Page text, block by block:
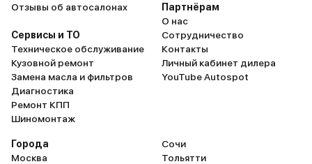
Отзывы об автосалонах
Сервисы и ТО
Техническое обслуживание
Кузовной ремонт
Замена масла и фильтров
Диагностика
Ремонт КПП
Шиномонтаж
Партнёрам
О нас
Сотрудничество
Контакты
Личный кабинет дилера
YouTube Autospot
Города
Москва
Сочи
Тольятти